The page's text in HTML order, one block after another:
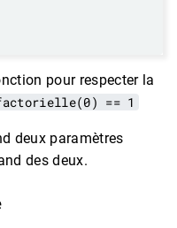
pour respecter la
== 1
deux paramètres
des deux.